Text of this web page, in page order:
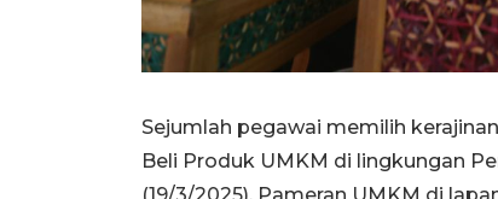
Sejumlah pegawai memilih
Beli Produk UMKM di lingkungan
(19/3/2025). Pameran UMKM di